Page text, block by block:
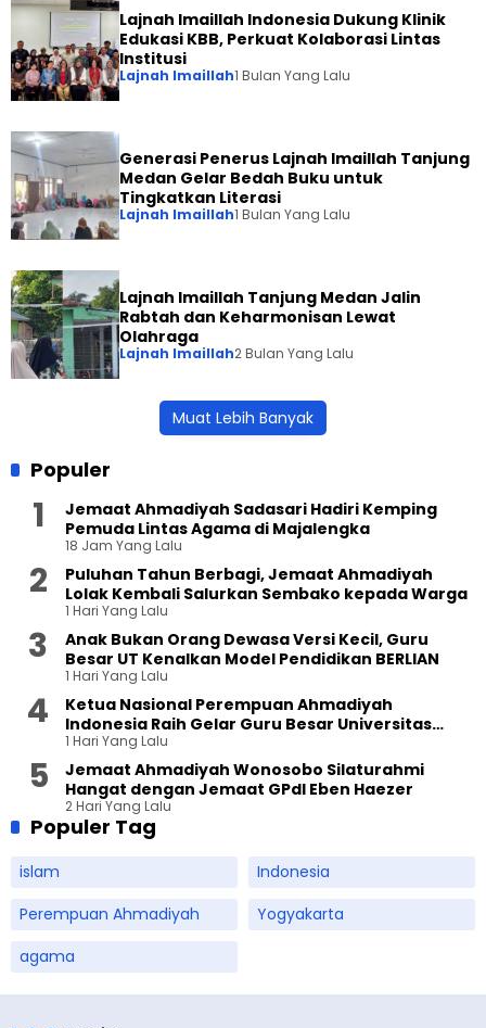
Lajnah Imaillah Indonesia Dukung Klinik
Edukasi KBB, Perkuat Kolaborasi Lintas
Institusi
Lajnah Imaillah1 Bulan Yang Lalu
Generasi Penerus Lajnah Imaillah Tanjung
Medan Gelar Bedah Buku untuk
Tingkatkan Literasi
Lajnah Imaillah1 Bulan Yang Lalu
Lajnah Imaillah Tanjung Medan Jalin
Rabtah dan Keharmonisan Lewat
Olahraga
Lajnah Imaillah2 Bulan Yang Lalu
Muat Lebih Banyak
Populer
Jemaat Ahmadiyah Sadasari Hadiri Kemping
Pemuda Lintas Agama di Majalengka
18 Jam Yang Lalu
Puluhan Tahun Berbagi, Jemaat Ahmadiyah
Lolak Kembali Salurkan Sembako kepada Warga
1 Hari Yang Lalu
Anak Bukan Orang Dewasa Versi Kecil, Guru
Besar UT Kenalkan Model Pendidikan BERLIAN
1 Hari Yang Lalu
Ketua Nasional Perempuan Ahmadiyah
Indonesia Raih Gelar Guru Besar Universitas
Terbuka
1 Hari Yang Lalu
Jemaat Ahmadiyah Wonosobo Silaturahmi
Hangat dengan Jemaat GPdI Eben Haezer
2 Hari Yang Lalu
Populer Tag
islam
Indonesia
Perempuan Ahmadiyah
Yogyakarta
agama